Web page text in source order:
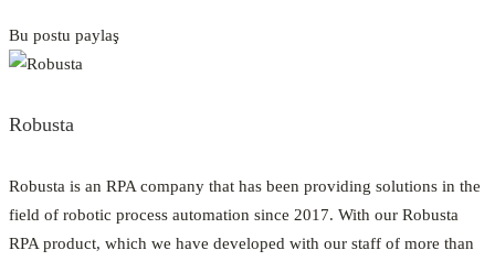
Bu postu paylaş
Robusta
Robusta is an RPA company that has been providing solutions in the
field of robotic process automation since 2017. With our Robusta
RPA product, which we have developed with our staff of more than